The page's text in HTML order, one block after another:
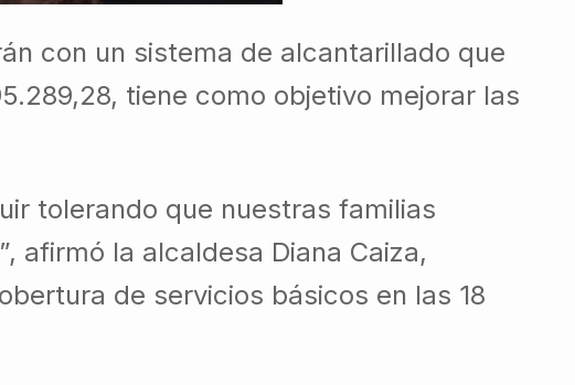
con un sistema de alcantarillado que
tiene como objetivo mejorar las
tolerando que nuestras familias
afirmó la alcaldesa Diana Caiza,
de servicios básicos en las 18